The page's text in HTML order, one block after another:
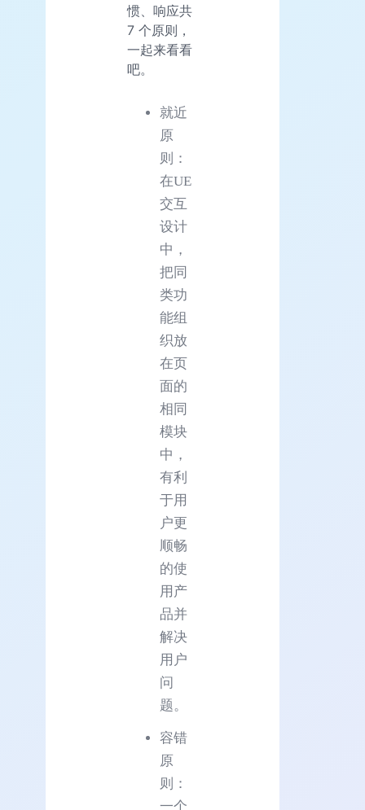
惯、响应共
7 个原则，
一起来看看
吧。
就近
原
则：
在UE
交互
设计
中，
把同
类功
能组
织放
在页
面的
相同
模块
中，
有利
于用
户更
顺畅
的使
用产
品并
解决
用户
问
题。
容错
原
则：
一个